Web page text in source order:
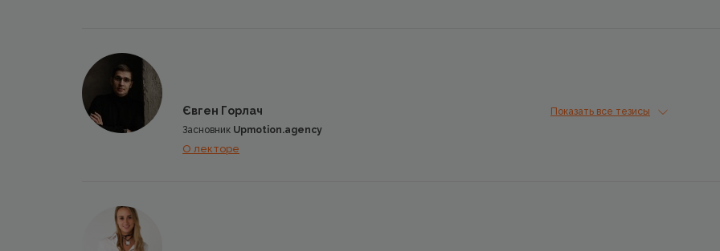
Євген Горлач
Засновник Upmotion.agency
О лекторе
Показать все тезисы